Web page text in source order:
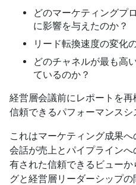
どのマーケティングプ
に影響を与えたのか？
リード転換速度の変化
どのチャネルが最も高
ているのか？
経営層会議前にレポートを
信頼できるパフォーマンスシ
これはマーケティング成果
会話が売上とパイプライン
有された信頼できるビュー
グと経営層リーダーシップの